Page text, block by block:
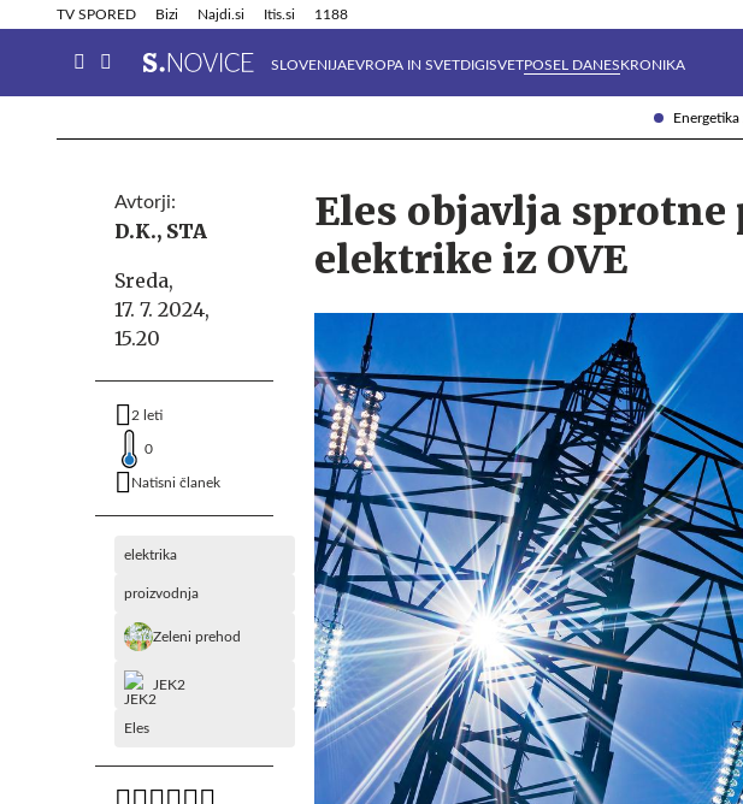
Energetika
TV SPORED Bizi Najdi.si Itis.si 1188
SLOVENIJAEVROPA IN SVETDIGISVETPOSEL DANESKRONIKA
Info in obvestila Tehnik
Avtorji:
D.K., STA
Sreda,
17. 7. 2024,
15.20
2 leti
0
Natisni članek
elektrika
proizvodnja
Zeleni prehod
JEK2
Eles
Eles objavlja
elektrike iz OVE